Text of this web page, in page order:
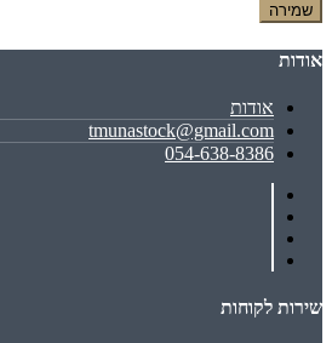
שמירה
אודות
אודות
tmunastock@gmail.com
054-638-8386
שירות לקוחות